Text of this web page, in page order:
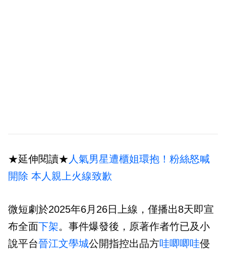
★延伸閱讀★ 人氣男星遭櫃姐環抱！粉絲怒喊
開除 本人親上火線致歉
微短劇於2025年6月26日上線，僅播出8天即宣
布全面下架。事件爆發後，原著作者竹已及小
說平台晉江文學城公開指控出品方哇唧唧哇侵